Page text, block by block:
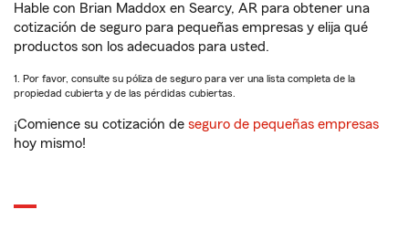
Hable con Brian Maddox en Searcy, AR para obtener una
cotización de seguro para pequeñas empresas y elija qué
productos son los adecuados para usted.
1. Por favor, consulte su póliza de seguro para ver una lista completa de la
propiedad cubierta y de las pérdidas cubiertas.
¡Comience su cotización de seguro de pequeñas empresas
hoy mismo!